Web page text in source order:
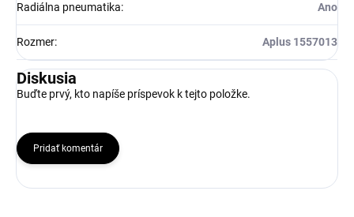
Radiálna pneumatika: Ano
Rozmer: Aplus 1557013
Diskusia
Buďte prvý, kto napíše príspevok k tejto položke.
Pridať komentár